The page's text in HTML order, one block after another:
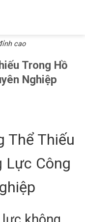
cao
Trong Hồ
Nghiệp
Thể Thiếu
Lực Công